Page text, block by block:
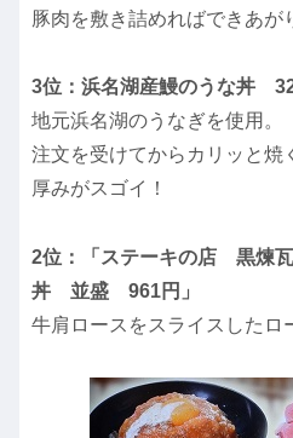
豚肉を敷き詰めればできあが
3位：浜名湖産鰻のうな丼
地元浜名湖のうなぎを使用。
注文を受けてからカリッと焼
厚みがスゴイ！
2位：「ステーキの店 黒煉
丼 並盛 961円」
牛肩ロースをスライスしたロ